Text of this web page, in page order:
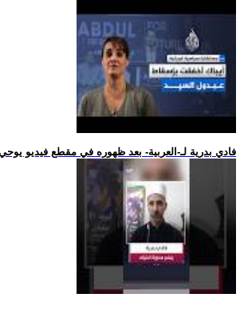
.. فادي بدرية لـ-العربية- بعد ظهوره في مقطع فيديو